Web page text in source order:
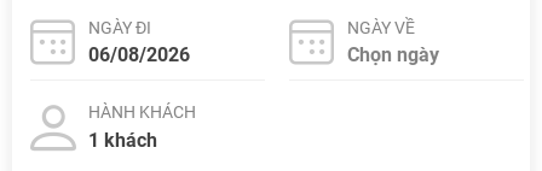
NGÀY ĐI NGÀY VỀ
HÀNH KHÁCH